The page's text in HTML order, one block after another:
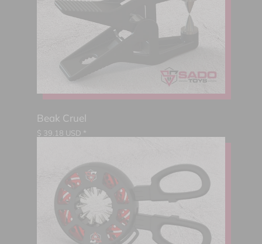
Beak Cruel
$ 39.18 USD *